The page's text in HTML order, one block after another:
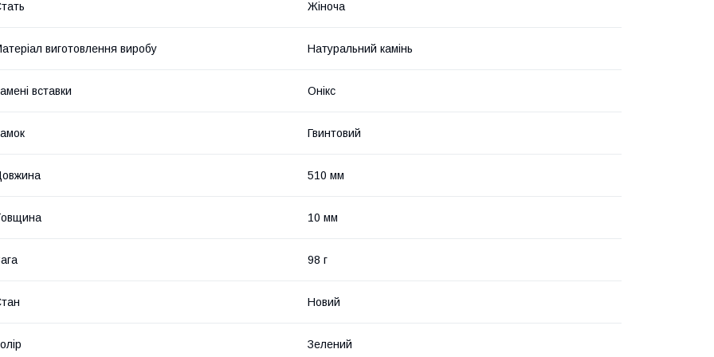
Жіноча
виготовлення виробу Натуральний камінь
вставки Онікс
Гвинтовий
510 мм
10 мм
98 г
Новий
Зелений